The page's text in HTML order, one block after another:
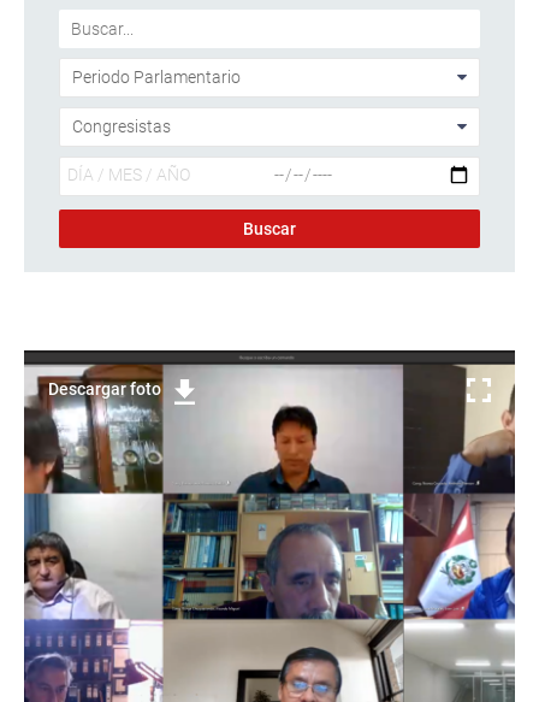
Descargar foto